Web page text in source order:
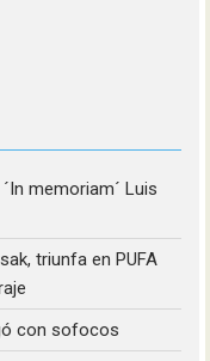
memoriam´ Luis
triunfa en PUFA
con sofocos